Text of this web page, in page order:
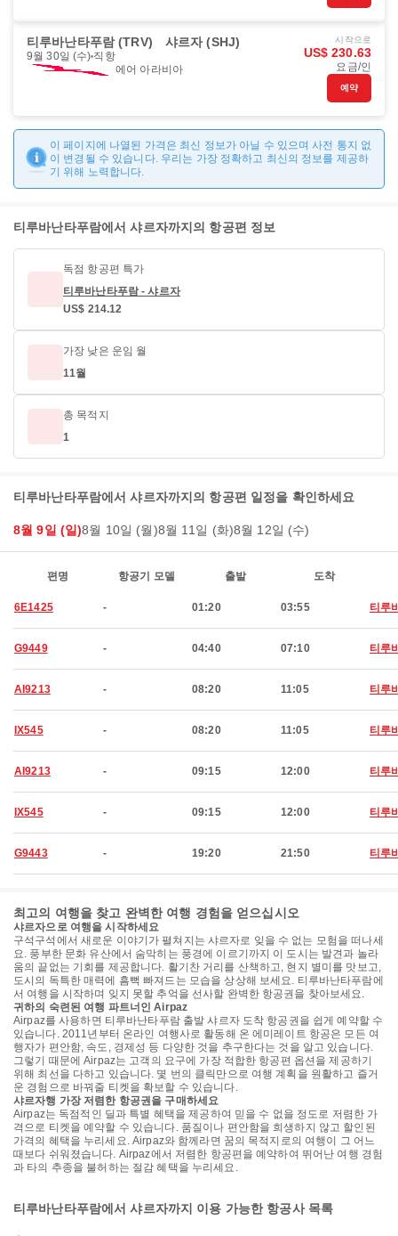
티루바난타푸람 (TRV) 샤르자 (SHJ)
9월 30일 (수) 직항
에어 아라비아
시작으로
US$ 230.63
요금/인
예약
이 페이지에 나열된 가격은 최신 정보가 아닐 수 있으며 사전 통지 없
이 변경될 수 있습니다. 우리는 가장 정확하고 최신의 정보를 제공하
기 위해 노력합니다.
티루바난타푸람에서 샤르자까지의 항공편 정보
독점 항공편 특가
티루바난타푸람 - 샤르자
US$ 214.12
가장 낮은 운임 월
11월
총 목적지
1
티루바난타푸람에서 샤르자까지의 항공편 일정을 확인하세요
8월 9일 (일)8월 10일 (월)8월 11일 (화)8월 12일 (수)
편명 항공기 모델 출발 도착
6E1425 - 01:20 03:55 티루
G9449 - 04:40 07:10 티루
AI9213 - 08:20 11:05 티루
IX545 - 08:20 11:05 티루
AI9213 - 09:15 12:00 티루
IX545 - 09:15 12:00 티루
G9443 - 19:20 21:50 티루
최고의 여행을 찾고 완벽한 여행 경험을 얻으십시오
샤르자으로 여행을 시작하세요
구석구석에서 새로운 이야기가 펼쳐지는 샤르자로 잊을 수 없는 모험을 떠나세
요. 풍부한 문화 유산에서 숨막히는 풍경에 이르기까지 이 도시는 발견과 놀라
움의 끝없는 기회를 제공합니다. 활기찬 거리를 산책하고, 현지 별미를 맛보고,
도시의 독특한 매력에 흠뻑 빠져드는 모습을 상상해 보세요. 티루바난타푸람에
서 여행을 시작하며 잊지 못할 추억을 선사할 완벽한 항공권을 찾아보세요.
귀하의 숙련된 여행 파트너인 Airpaz
Airpaz를 사용하면 티루바난타푸람 출발 샤르자 도착 항공권을 쉽게 예약할 수
있습니다. 2011년부터 온라인 여행사로 활동해 온 에미레이트 항공은 모든 여
행자가 편안함, 속도, 경제성 등 다양한 것을 추구한다는 것을 알고 있습니다.
그렇기 때문에 Airpaz는 고객의 요구에 가장 적합한 항공편 옵션을 제공하기
위해 최선을 다하고 있습니다. 몇 번의 클릭만으로 여행 계획을 원활하고 즐거
운 경험으로 바꿔줄 티켓을 확보할 수 있습니다.
샤르자행 가장 저렴한 항공권을 구매하세요
Airpaz는 독점적인 딜과 특별 혜택을 제공하여 믿을 수 없을 정도로 저렴한 가
격으로 티켓을 예약할 수 있습니다. 품질이나 편안함을 희생하지 않고 할인된
가격의 혜택을 누리세요. Airpaz와 함께라면 꿈의 목적지로의 여행이 그 어느
때보다 쉬워졌습니다. Airpaz에서 저렴한 항공편을 예약하여 뛰어난 여행 경험
과 타의 추종을 불허하는 절감 혜택을 누리세요.
티루바난타푸람에서 샤르자까지 이용 가능한 항공사 목록